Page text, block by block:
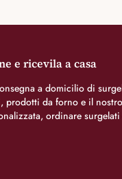
e ricevila a casa
a domicilio di
prodotti da forno e il
ordinare